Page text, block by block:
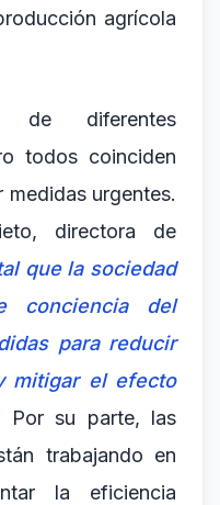
agrícola
de diferentes
todos coinciden
urgentes.
directora de
que la sociedad
conciencia del
para reducir
mitigar el efecto
Por su parte, las
trabajando en
la eficiencia